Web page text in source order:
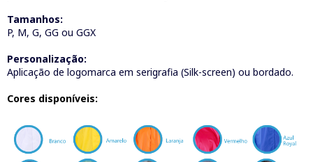
Tamanhos:
P, M, G, GG ou GGX
Personalização:
Aplicação de logomarca em serigrafia (Silk-screen) ou bordado.
Cores disponíveis: